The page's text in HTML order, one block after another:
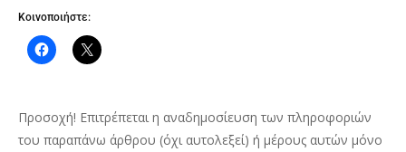
Κοινοποιήστε:
Προσοχή! Επιτρέπεται η αναδημοσίευση των πληροφοριών
του παραπάνω άρθρου (όχι αυτολεξεί) ή μέρους αυτών μόνο